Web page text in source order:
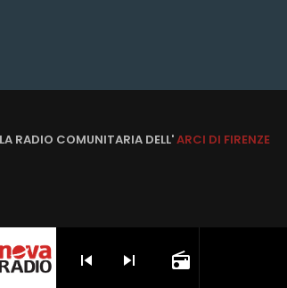
skip_previous skip_next radio
RADIO COMUNITARIA DELL'ARCI DI FIRENZE